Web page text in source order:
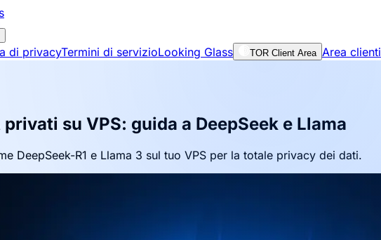
di privacyTermini di servizioLooking Glass TOR Client Area Area clienti
su VPS: guida a DeepSeek e Llama
DeepSeek-R1 e Llama 3 sul tuo VPS per la totale privacy dei dati.